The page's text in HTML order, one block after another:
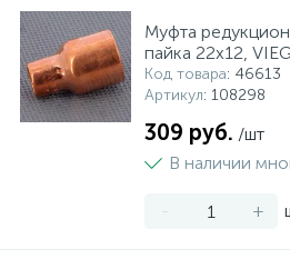
Муфта
пайка 22х12,
Код товара: 46613
Артикул: 108298
309 руб. /шт
В наличии
- +